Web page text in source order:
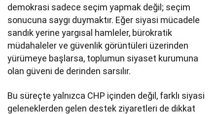
demokrasi sadece seçim yapmak değil; seçim
sonucuna saygı duymaktır. Eğer siyasi mücadele
sandık yerine yargısal hamleler, bürokratik
müdahaleler ve güvenlik görüntüleri üzerinden
yürümeye başlarsa, toplumun siyaset kurumuna
olan güveni de derinden sarsılır.
Bu süreçte yalnızca CHP içinden değil, farklı siyasi
geleneklerden gelen destek ziyaretleri de dikkat